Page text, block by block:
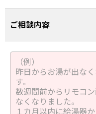
ご相談内容